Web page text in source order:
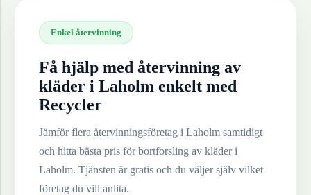
Enkel återvinning
Få hjälp med återvinning av
kläder i Laholm enkelt med
Recycler
Jämför flera återvinningsföretag i Laholm samtidigt
och hitta bästa pris för bortforsling av kläderi
Laholm. Tjänsten är gratis och du väljer själv vilket
företag du vill anlita.